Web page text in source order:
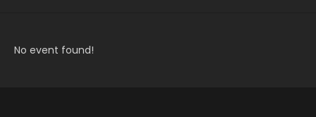
No event found!